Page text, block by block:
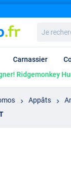
Carnassier
Ridgemonkey
Appâts